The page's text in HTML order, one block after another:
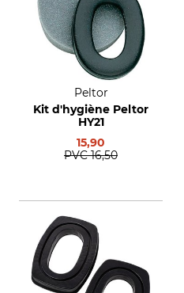
Peltor
Kit d'hygiène Peltor
HY21
15,90
PVC 16,50